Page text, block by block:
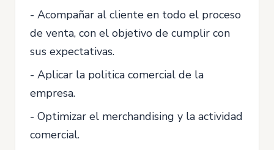
- Acompañar al cliente en todo el proceso
de venta, con el objetivo de cumplir con
sus expectativas.
- Aplicar la politica comercial de la
empresa.
- Optimizar el merchandising y la actividad
comercial.